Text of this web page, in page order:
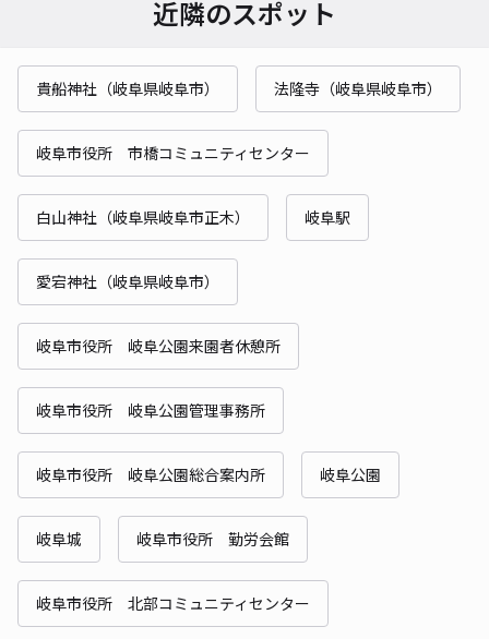
近隣のスポット
貴船神社（岐阜県岐阜市） 法隆寺（岐阜県岐阜市）
岐阜市役所 市橋コミュニティセンター
白山神社（岐阜県岐阜市正木） 岐阜駅
愛宕神社（岐阜県岐阜市）
岐阜市役所 岐阜公園来園者休憩所
岐阜市役所 岐阜公園管理事務所
岐阜市役所 岐阜公園総合案内所 岐阜公園
岐阜城 岐阜市役所 勤労会館
岐阜市役所 北部コミュニティセンター